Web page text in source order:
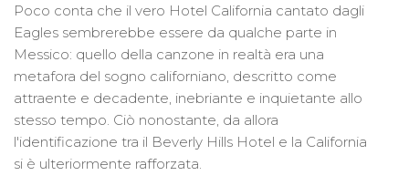
Poco conta che il vero Hotel California cantato dagli
Eagles sembrerebbe essere da qualche parte in
Messico: quello della canzone in realtà era una
metafora del sogno californiano, descritto come
attraente e decadente, inebriante e inquietante allo
stesso tempo. Ciò nonostante, da allora
l'identificazione tra il Beverly Hills Hotel e la California
si è ulteriormente rafforzata.